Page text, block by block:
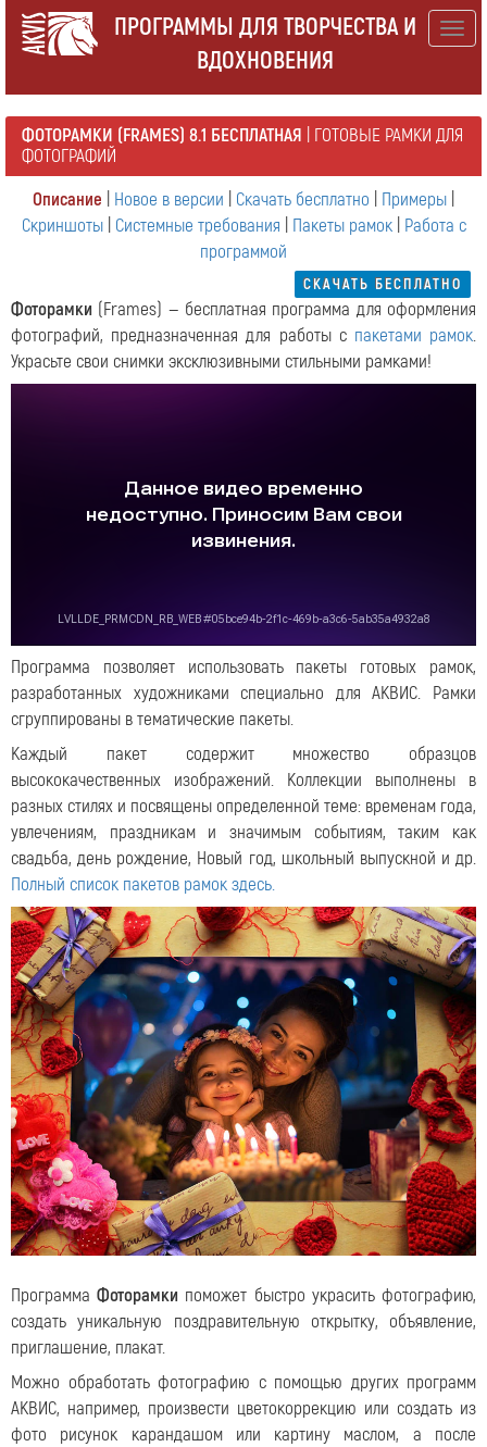
ПРОГРАММЫ ДЛЯ ТВОРЧЕСТВА И
ВДОХНОВЕНИЯ
ФОТОРАМКИ (FRAMES) 8.1 БЕСПЛАТНАЯ | ГОТОВЫЕ РАМКИ ДЛЯ
ФОТОГРАФИЙ
Описание
Новое в версии Скачать бесплатно Примеры
Скриншоты| Системные требования Пакеты рамок| Работа с
программой
СКАЧАТЬ БЕСПЛАТНО
Фоторамки (Frames) — бесплатная программа для оформления
фотографий, предназначенная для работы с пакетами рамок.
Украсьте свои снимки эксклюзивными стильными рамками!
Программа позволяет использовать пакеты готовых рамок,
разработанных художниками специально для АКВИС. Рамки
сгруппированы в тематические пакеты.
Каждый пакет содержит множество образцов
высококачественных изображений. Коллекции выполнены в
разных стилях и посвящены определенной теме: временам года,
увлечениям, праздникам и значимым событиям, таким как
свадьба, день рождение, Новый год, школьный выпускной и др.
Полный список пакетов рамок здесь.
ПрограммаФоторамки поможет быстро украсить фотографию,
создать уникальную поздравительную открытку, объявление,
приглашение, плакат.
Можно обработать фотографию с помощью других программ
АКВИС, например, произвести цветокоррекцию или создать из
фото рисунок карандашом или картину маслом, а после